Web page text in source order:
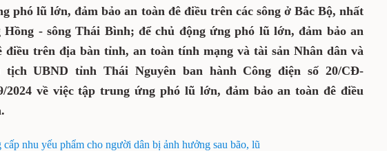
phó lũ lớn, đảm bảo an toàn đê điều trên các sông ở Bắc Bộ, nhất
Hồng - sông Thái Bình; để chủ động ứng phó lũ lớn, đảm bảo an
điều trên địa bàn tỉnh, an toàn tính mạng và tài sản Nhân dân và
tịch UBND tỉnh Thái Nguyên ban hành Công điện số 20/CĐ-
2024 về việc tập trung ứng phó lũ lớn, đảm bảo an toàn đê điều
nhu yếu phẩm cho người dân bị ảnh hưởng sau bão, lũ